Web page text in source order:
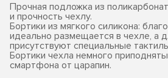
Прочная подложка из
и прочность чехлу.
Бортики из мягкого силикона:
идеально размещается в чехле, а
присутствуют специальные
Бортики чехла немного
смартфона от царапин.